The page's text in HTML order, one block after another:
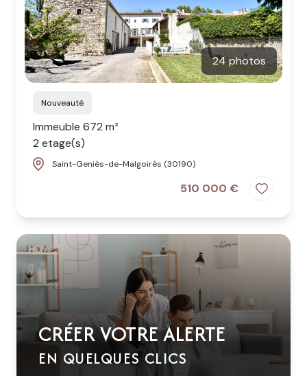
24 photos
Nouveauté
Immeuble 672 m²
2 etage(s)
Saint-Geniès-de-Malgoirès (30190)
510 000 €
CRÉER VOTRE ALERTE
EN QUELQUES CLICS